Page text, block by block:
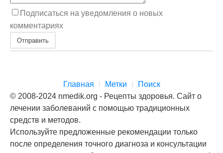
Подписаться на уведомления о новых
комментариях
Отправить
Главная Метки
Поиск
© 2008-2024 nmedik.org - Рецепты здоровья. Сайт о
лечении заболеваний с помощью традиционных
средств и методов.
Используйте предложенные рекомендации только
после определения точного диагноза и консультации